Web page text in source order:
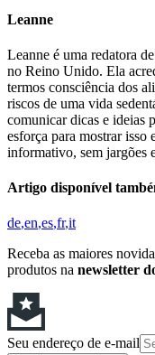
Leanne
Leanne é uma redatora
no Reino Unido. Ela
termos consciência dos
riscos de uma vida
comunicar dicas e ideias
esforça para mostrar isso
informativo, sem jargões
Artigo disponível
de en es fr it
Receba as maiores
produtos na newsletter
Seu endereço de e-mail